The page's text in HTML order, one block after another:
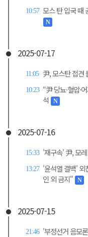
10:57 모스 탄 입국 때
N
2025-07-17
11:05 尹, 모스탄 접견
10:23 “尹 당뇨·혈압
석
N
2025-07-16
15:33 '재구속' 尹, 모
13:27 '윤석열 결백'
인 외 금지"
N
2025-07-15
21:46 '부정선거 음모